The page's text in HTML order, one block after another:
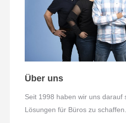
Über uns
Seit 1998 haben wir uns darauf
Lösungen für Büros zu schaffen.